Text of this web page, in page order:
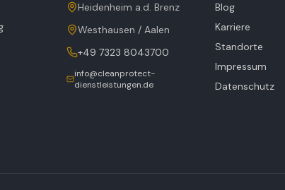
Heidenheim a.d. Brenz
Westhausen / Aalen
+49 7323 8043700
info@cleanprotect-
dienstleistungen.de
Blog
Karriere
Standorte
Impressum
Datenschutz